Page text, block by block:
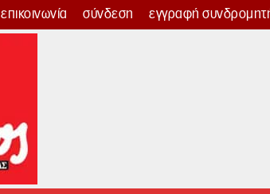
επικοινωνία σύνδεση εγγραφή